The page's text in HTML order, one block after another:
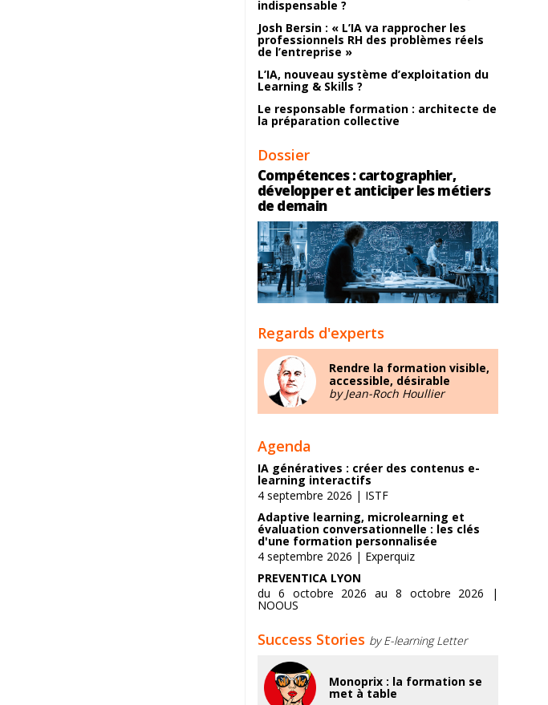
indispensable ?
Josh Bersin : « L’IA va rapprocher les
professionnels RH des problèmes réels
de l’entreprise »
L’IA, nouveau système d’exploitation du
Learning & Skills ?
Le responsable formation : architecte de
la préparation collective
Dossier
Compétences : cartographier,
développer et anticiper les métiers
de demain
Regards d'experts
Rendre la formation visible,
accessible, désirable
by Jean-Roch Houllier
Agenda
IA génératives : créer des contenus e-
learning interactifs
4 septembre 2026 | ISTF
Adaptive learning, microlearning et
évaluation conversationnelle : les clés
d'une formation personnalisée
4 septembre 2026 | Experquiz
PREVENTICA LYON
du 6 octobre 2026 au 8 octobre 2026 |
NOOUS
Success Stories by E-learning Letter
Monoprix : la formation se
met à table